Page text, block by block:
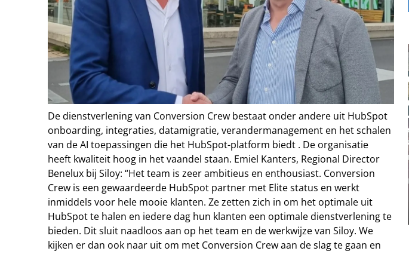
De dienstverlening van Conversion Crew bestaat onder andere uit HubSpot
onboarding, integraties, datamigratie, verandermanagement en het schalen
van de AI toepassingen die het HubSpot-platform biedt . De organisatie
heeft kwaliteit hoog in het vaandel staan. Emiel Kanters, Regional Director
Benelux bij Siloy: “Het team is zeer ambitieus en enthousiast. Conversion
Crew is een gewaardeerde HubSpot partner met Elite status en werkt
inmiddels voor hele mooie klanten. Ze zetten zich in om het optimale uit
HubSpot te halen en iedere dag hun klanten een optimale dienstverlening te
bieden. Dit sluit naadloos aan op het team en de werkwijze van Siloy. We
kijken er dan ook naar uit om met Conversion Crew aan de slag te gaan en